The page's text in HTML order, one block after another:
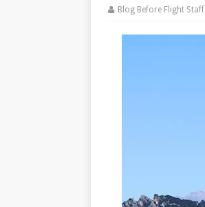
Blog Before Flight Staff